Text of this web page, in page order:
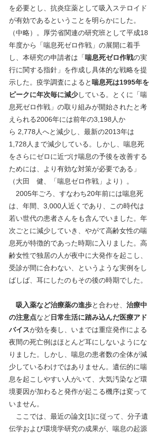
を必要とし、抗炎症薬として吸入ステロイド
が有効であるということを明らかにした。
（中略）。厚労省関連の研究班として平成18
年度から「喘息死ゼロ作戦」の展開に着手
し、本研究の申請者は「 喘息死ゼロ作戦の実
行に関する指針」を作成し具体的な戦略を提
示した。疫学調査によると 喘息死は1995年を
ピークに年次毎に減少している。とくに「喘
息死ゼロ作戦」の取り組みが開始されたと考
えられる2006年には前年の3,198人か
ら 2,778人へと減少し、最新の2013年は
1,728人まで減少している。しかし、喘息死
をさらにゼロに近づけ喘息の予後を改善する
ためには、より有効な対策が必要である」
（大田　健、「喘息ゼロ作戦」より）。
2005年ごろ、すなわち20年前には喘息死
は、年間、3,000人近くであり、この時代は
若い世代の患者さんをも含んでいました。年
次ごとに減少していき、やがて高齢女性の喘
息死が特徴的であった時期に入りました。高
齢女性で独居の人が夜中に大発作を起こし、
受診が間に合わない、というような実例をし
ばしば、耳にしたのもその後の時期でした。
吸入薬など治療薬の進歩と合わせ、 治療中
の注意点など日常生活に踏み込んだ医療アド
バイスが効を奏し、いまでは重症発作による
夜間の死亡例はほとんど耳にしないようにな
りました。しかし、喘息の患者数の全体が減
少しているわけではありません。遺伝的に喘
息を起こしやすい人がいて、大気汚染など環
境要因が加わると発作が起こる機序は変って
いません。
ここでは、最近の論文[1]に従って、分子遺
伝学および環境学研究の成果が、喘息の起源